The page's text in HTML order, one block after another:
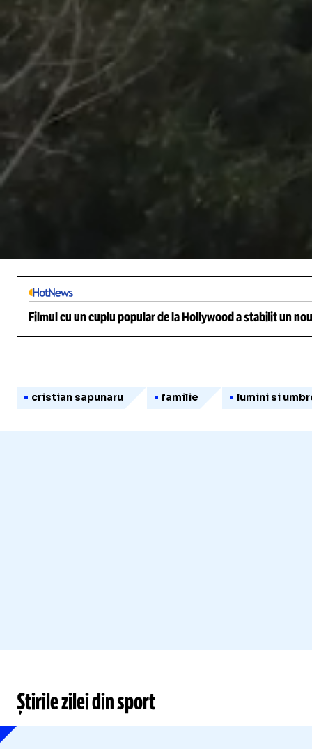
Filmul cu un cuplu popular de la Hollywood a stabilit un
cristian sapunaru familie lumini si
Știrile zilei din sport